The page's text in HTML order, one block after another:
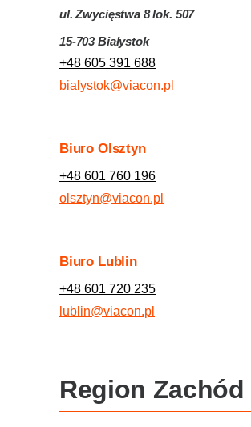
ul. Zwycięstwa 8 lok. 507
15-703 Białystok
+48 605 391 688
bialystok@viacon.pl
Biuro Olsztyn
+48 601 760 196
olsztyn@viacon.pl
Biuro Lublin
+48 601 720 235
lublin@viacon.pl
Region Zachód